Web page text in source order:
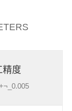
精度